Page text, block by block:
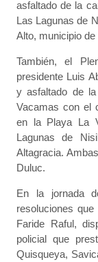
asfaltado de la
Las Lagunas de
Alto, municipio
También, el
presidente Luis
y asfaltado de
Vacamas con el
en la Playa La
Lagunas de
Altagracia.
Duluc.
En la jornada
resoluciones
Faride Raful,
policial que
Quisqueya,